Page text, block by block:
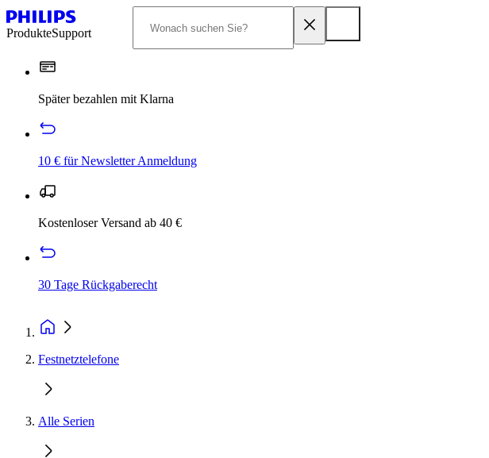
ProdukteSupport
Später bezahlen mit Klarna
10 € für Newsletter Anmeldung
Kostenloser Versand ab 40 €
30 Tage Rückgaberecht
Festnetztelefone
Alle Serien